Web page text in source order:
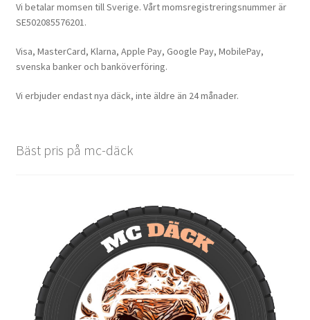
Vi betalar momsen till Sverige. Vårt momsregistreringsnummer är
SE502085576201.
Visa, MasterCard, Klarna, Apple Pay, Google Pay, MobilePay,
svenska banker och banköverföring.
Vi erbjuder endast nya däck, inte äldre än 24 månader.
Bäst pris på mc-däck